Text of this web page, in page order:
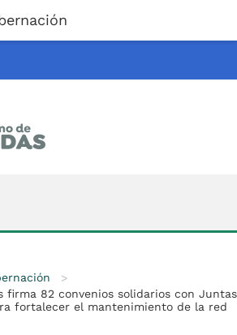
de
>
firma 82 convenios solidarios con Juntas
fortalecer el mantenimiento de la red